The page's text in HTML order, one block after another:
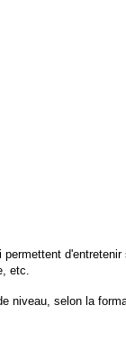
etc.
niveau, selon la